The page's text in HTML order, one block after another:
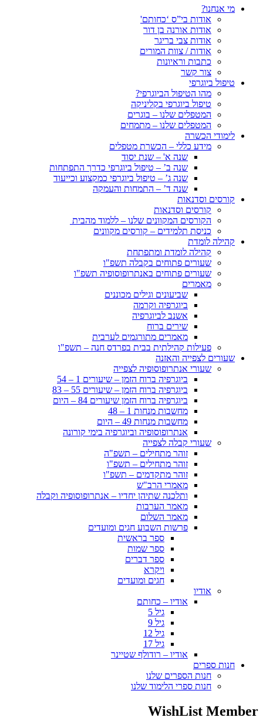
מי אנחנו?
אודות בי”ס ‘כחותם'
אודות אורנה בן דור
אודות צבי בריגר
אודות / צוות המורים
כתבות וראיונות
צור קשר
טיפול ביוגרפי
מהו הטיפול הביוגרפי?
טיפול ביוגרפי בקליניקה
המטפלים שלנו – בוגרים
המטפלים שלנו – מתמחים
לימודי הכשרה
מידע כללי – הכשרת מטפלים
שנה א' – שנת יסוד
שנה ב’ – טיפול ביוגרפי כדרך התפתחות
שנה ג’ – טיפול ביוגרפי כמקצוע וכייעוד
שנה ד’ – התמחות והעמקה
קורסים וסדנאות
קורסים וסדנאות
הקורסים המקוונים שלנו – ללמוד מהבית
כניסת תלמידים – קורסים מקוונים
קהילה לומדת
קהילה לומדת ומתפתחת
שעורים פתוחים בקבלה תשפ"ו
שעורים פתוחים באנתרופוסופיה תשפ"ו
מאמרים
שביעונים וגילים מכוננים
ביוגרפיה וקרמה
אשנב לביוגרפיה
שירים ברוח
מאמרים מתורגמים לערבית
פעילות קהילתית בבית בפרדס חנה – תשפ"ו
שעורים לצפייה והאזנה
שעורי אנתרופוסופיה לצפייה
ביוגרפיה ברוח הזמן – שיעורים 1 – 54
ביוגרפיה ברוח הזמן – שיעורים 55 – 83
ביוגרפיה ברוח הזמן שיעורים 84 – היום
מחשבות מנחות 1 – 48
מחשבות מנחות 49 – היום
אנתרופוסופיה וביוגרפיה בימי קורונה
שעורי קבלה לצפייה
זוהר מתחילים – תשפ"ה
זוהר מתחילים – תשפ"ו
זוהר מתקדמים – תשפ"ו
מאמרי הרב"ש
ותלכנה שתיהן יחדיו – אנתרופוסופיה וקבלה
מאמר הערבות
מאמר השלום
פרשות השבוע חגים ומועדים
ספר בראשית
ספר שמות
ספר דברים
ויקרא
חגים ומועדים
אודיו
אודיו – כחותם
גיל 5
גיל 9
גיל 12
גיל 17
אודיו – רודולף שטיינר
חנות ספרים
חנות הספרים שלנו
חנות ספרי הלימוד שלנו
WishList Member